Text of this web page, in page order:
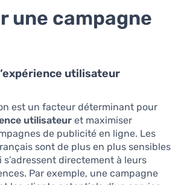
une campagne
utilisateur
est un facteur déterminant pour
utilisateur et maximiser
de publicité en ligne. Les
sont de plus en plus sensibles
s’adressent directement à leurs
Par exemple, une campagne